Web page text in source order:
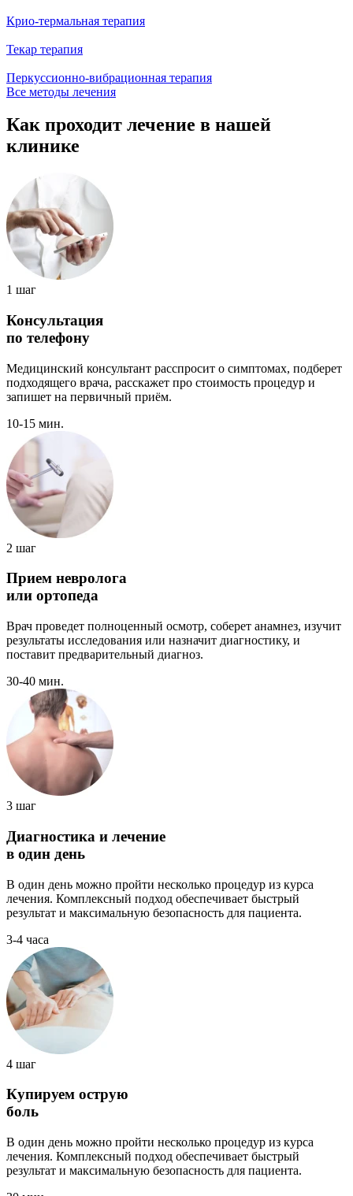
Крио-термальная терапия
Текар терапия
Перкуссионно-вибрационная терапия
Все методы лечения
Как проходит лечение в нашей
клинике
1 шаг
Консультация
по телефону
Медицинский консультант расспросит о симптомах, подберет
подходящего врача, расскажет про стоимость процедур и
запишет на первичный приём.
10-15 мин.
2 шаг
Прием невролога
или ортопеда
Врач проведет полноценный осмотр, соберет анамнез, изучит
результаты исследования или назначит диагностику, и
поставит предварительный диагноз.
30-40 мин.
3 шаг
Диагностика и лечение
в один день
В один день можно пройти несколько процедур из курса
лечения. Комплексный подход обеспечивает быстрый
результат и максимальную безопасность для пациента.
3-4 часа
4 шаг
Купируем острую
боль
В один день можно пройти несколько процедур из курса
лечения. Комплексный подход обеспечивает быстрый
результат и максимальную безопасность для пациента.